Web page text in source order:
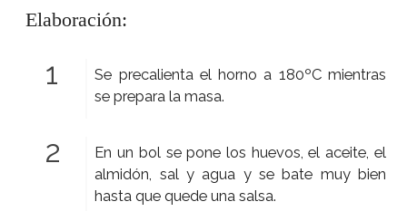
Elaboración:
Se precalienta el horno a 180ºC mientras
se prepara la masa.
En un bol se pone los huevos, el aceite, el
almidón, sal y agua y se bate muy bien
hasta que quede una salsa.